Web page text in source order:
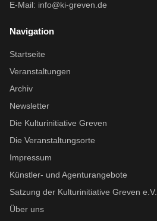
E-Mail: info@ki-greven.de
Navigation
Startseite
Veranstaltungen
Archiv
Newsletter
Die Kulturinitiative Greven
Die Veranstaltungsorte
Impressum
Künstler- und Agenturangebote
Satzung der Kulturinitiative Greven e.V.
Über uns